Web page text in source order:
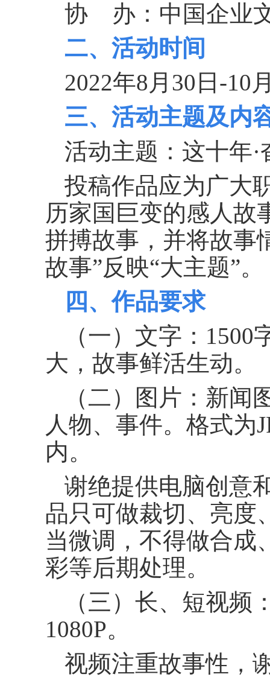
协 办：中国企业
二、活动时间
2022年8月30日-10
三、活动主题及内
活动主题：这十年·
投稿作品应为广大
历家国巨变的感人故
拼搏故事，并将故事
故事”反映“大主题”。
四、作品要求
（一）文字：
大，故事鲜活生动。
（二）图片：新闻
人物、事件。格式为
内。
谢绝提供电脑创意
品只可做裁切、亮度
当微调，不得做合成
彩等后期处理。
（三）长、短视频
1080P。
视频注重故事性，